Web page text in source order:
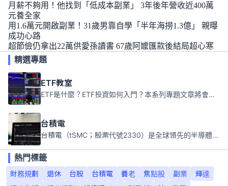
月薪不夠用！他找到「低成本副業」 3年後年營收近400萬
元養全家
用1.6萬元開啟副業！31歲男靠自學「半年海撈1.3億」 親曝
成功心路
超節儉仍拿出22萬供愛孫讀書 67歲阿嬤匯款後結局超心寒
精選專題
ETF教室
ETF是什麼？ETF投資如何入門？本系列專題文章將會告訴你新手必須知道的ETF基礎知識。
台積電
台積電（tSMC；股票代號2330）是全球領先的半導體代工公司，成立於1987年，總部位於台灣新竹。且已於美國、日本、德國及中國設廠，台積電是全球首家專業積體電路製造服務公司，也是全球最先進和最大規模的半導體代工廠。
熱門標籤
財務規劃
退休 台股 台積電 養老 焦點股 副業
輝達